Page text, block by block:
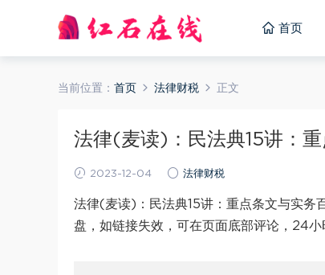
首页
当前位置： 首页 法律财税 正文
法律(麦读)：民法典15讲：
2023-12-04 法律财税
法律(麦读)：民法典15讲：重点条文与实务
盘，如链接失效，可在页面底部评论，24小